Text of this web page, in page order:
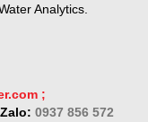
Analytics.
;
0937 856 572